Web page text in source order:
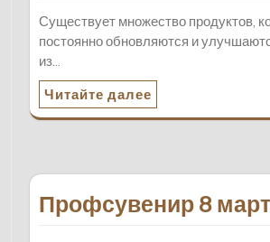
Существует множество продуктов,
постоянно обновляются и
из…
Читайте далее
Профсувенир 8